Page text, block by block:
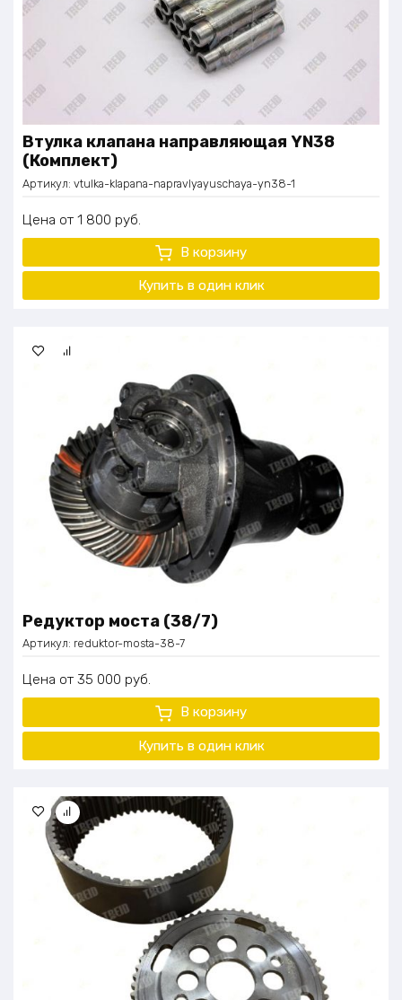
Втулка клапана направляющая YN38
(Комплект)
Артикул: vtulka-klapana-napravlyayuschaya-yn38-1
Цена 1 800 руб.
В корзину
Купить в один клик
Редуктор моста (38/7)
Артикул: reduktor-mosta-38-7
Цена 35 000 руб.
В корзину
Купить в один клик